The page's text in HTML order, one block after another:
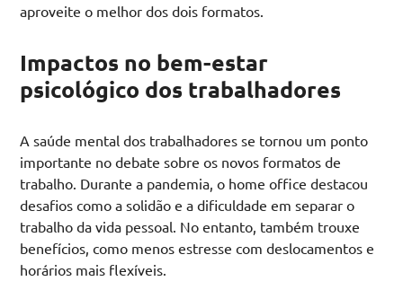
aproveite o melhor dos dois formatos.
Impactos no bem-estar
psicológico dos trabalhadores
A saúde mental dos trabalhadores se tornou um ponto
importante no debate sobre os novos formatos de
trabalho. Durante a pandemia, o home office destacou
desafios como a solidão e a dificuldade em separar o
trabalho da vida pessoal. No entanto, também trouxe
benefícios, como menos estresse com deslocamentos e
horários mais flexíveis.